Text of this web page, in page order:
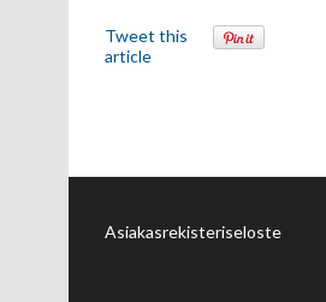
Tweet this
article
Asiakasrekisteriseloste